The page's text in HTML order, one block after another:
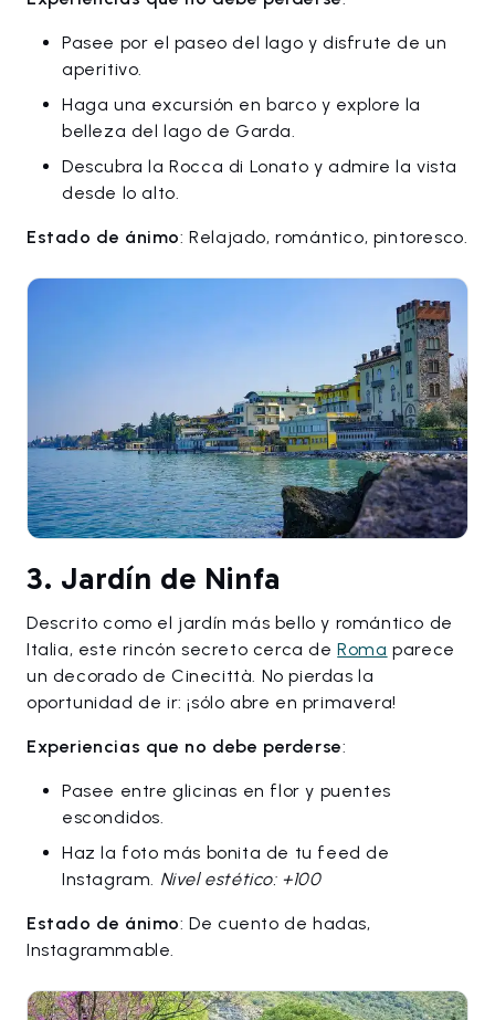
Pasee por el paseo del lago y disfrute de un
aperitivo.
Haga una excursión en barco y explore la
belleza del lago de Garda.
Descubra la Rocca di Lonato y admire la vista
desde lo alto.
Estado de ánimo: Relajado, romántico, pintoresco.
3. Jardín de Ninfa
Descrito como el jardín más bello y romántico de
Italia, este rincón secreto cerca deRoma parece
un decorado de Cinecittà. No pierdas la
oportunidad de ir: ¡sólo abre en primavera!
Experiencias que no debe perderse:
Pasee entre glicinas en flor y puentes
escondidos.
Haz la foto más bonita de tu feed de
Instagram. Nivel estético: +100
Estado de ánimo: De cuento de hadas,
Instagrammable.